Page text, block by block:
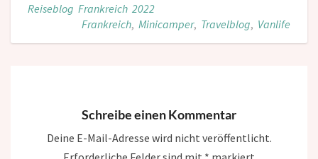
Reiseblog Frankreich 2022
Frankreich, Minicamper, Travelblog, Vanlife
Schreibe einen Kommentar
Deine E-Mail-Adresse wird nicht veröffentlicht.